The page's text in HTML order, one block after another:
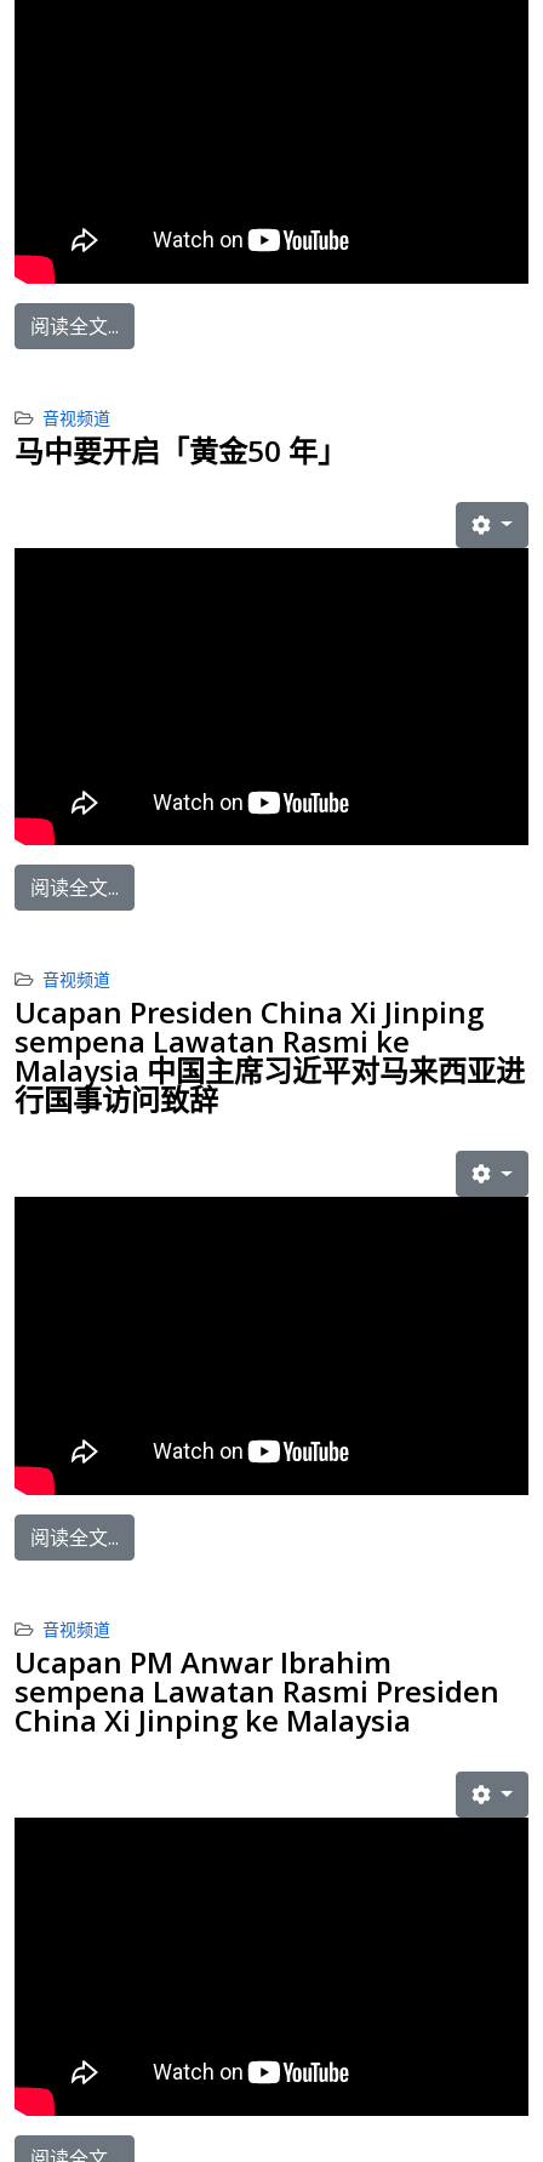
阅读全文...
音视频道
马中要开启「黄金50 年」
阅读全文...
音视频道
Ucapan Presiden China Xi Jinping
sempena Lawatan Rasmi ke
Malaysia 中国主席习近平对马来西亚进
行国事访问致辞
阅读全文...
音视频道
Ucapan PM Anwar Ibrahim
sempena Lawatan Rasmi Presiden
China Xi Jinping ke Malaysia